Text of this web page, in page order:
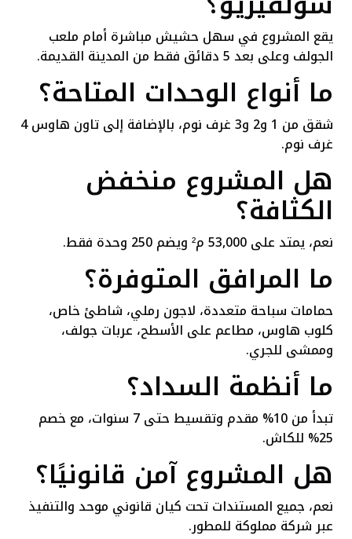
يقع المشروع في سهل حشيش مباشرة أمام ملعب
الجولف وعلى بعد 5 دقائق فقط من المدينة القديمة.
ما أنواع الوحدات المتاحة؟
شقق من 1 و2 و3 غرف نوم، بالإضافة إلى تاون هاوس 4
غرف نوم.
هل المشروع منخفض
الكثافة؟
نعم، يمتد على 53,000 م² ويضم 250 وحدة فقط.
ما المرافق المتوفرة؟
حمامات سباحة متعددة، لاجون رملي، شاطئ خاص،
كلوب هاوس، مطاعم على الأسطح، عربات جولف،
وممشى للجري.
ما أنظمة السداد؟
تبدأ من 10% مقدم وتقسيط حتى 7 سنوات، مع خصم
25% للكاش.
هل المشروع آمن قانونيًا؟
نعم، جميع المستندات تحت كيان قانوني موحد والتنفيذ
عبر شركة مملوكة للمطور.